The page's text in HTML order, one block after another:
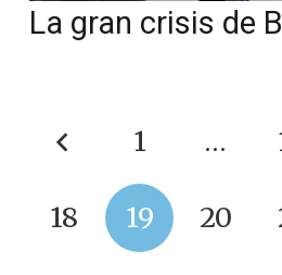
La gran crisis de
1 …
18 19 20